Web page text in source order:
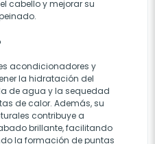
cabello y mejorar su
acondicionadores y
la hidratación del
de agua y la sequedad
de calor. Además, su
contribuye a
brillante, facilitando
la formación de puntas